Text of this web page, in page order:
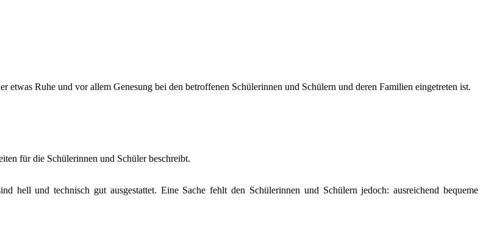
etwas Ruhe und vor allem Genesung bei den betroffenen Schülerinnen und Schülern und deren Familien eingetreten ist.
für die Schülerinnen und Schüler beschreibt.
hell und technisch gut ausgestattet. Eine Sache fehlt den Schülerinnen und Schülern jedoch: ausreichend bequeme